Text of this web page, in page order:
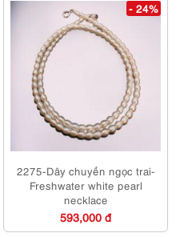
- 24%
2275-Dây chuyền ngọc trai-
Freshwater white pearl
necklace
593,000 đ